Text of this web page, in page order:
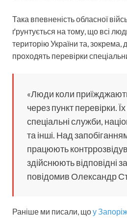
Така впевненість обласної
ґрунтується на тому, що всі
територію України та, зокрема,
проходять перевірки
«Люди коли
через пункт перевірки.
спеціальні служби,
та інші. Над
працюють
здійснюють відповідні
повідомив Олександр
Раніше ми писали, щоу